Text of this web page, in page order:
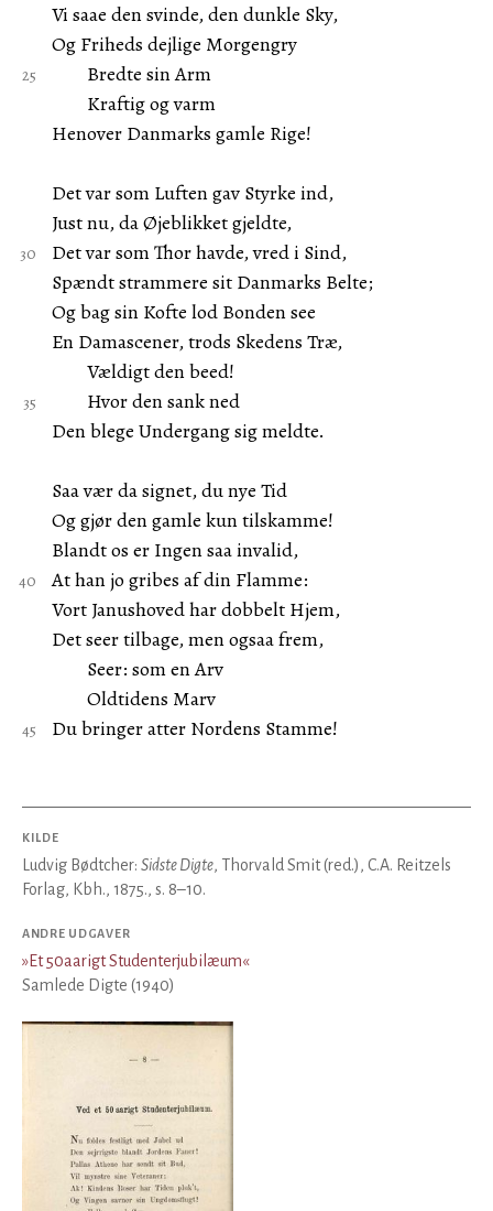
Vi saae den svinde, den dunkle Sky,
Og Friheds dejlige Morgengry
Bredte sin Arm
Kraftig og varm
Henover Danmarks gamle Rige!
Det var som Luften gav Styrke ind,
Just nu, da Øjeblikket gjeldte,
Det var som Thor havde, vred i Sind,
Spændt strammere sit Danmarks Belte;
Og bag sin Kofte lod Bonden see
En Damascener, trods Skedens Træ,
Vældigt den beed!
Hvor den sank ned
Den blege Undergang sig meldte.
Saa vær da signet, du nye Tid
Og gjør den gamle kun tilskamme!
Blandt os er Ingen saa invalid,
At han jo gribes af din Flamme:
Vort Janushoved har dobbelt Hjem,
Det seer tilbage, men ogsaa frem,
Seer: som en Arv
Oldtidens Marv
Du bringer atter Nordens Stamme!
KILDE
Ludvig Bødtcher: Sidste Digte, Thorvald Smit (red.), C.A. Reitzels
Forlag, Kbh., 1875., s. 8–10.
ANDRE UDGAVER
»Et 50aarigt Studenterjubilæum«
Samlede Digte (1940)